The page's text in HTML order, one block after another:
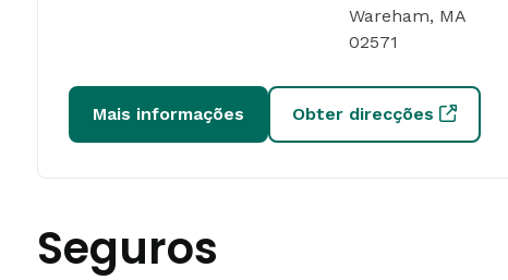
Wareham, MA
02571
Mais informações Obter direcções
Seguros